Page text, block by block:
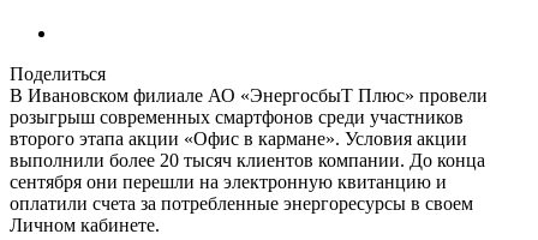
Поделиться
В Ивановском филиале АО «ЭнергосбыТ Плюс» провели
розыгрыш современных смартфонов среди участников
второго этапа акции «Офис в кармане». Условия акции
выполнили более 20 тысяч клиентов компании. До конца
сентября они перешли на электронную квитанцию и
оплатили счета за потребленные энергоресурсы в своем
Личном кабинете.